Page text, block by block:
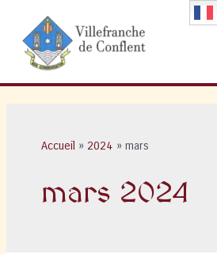
contenu
Accueil 2024 mars
mars 2024